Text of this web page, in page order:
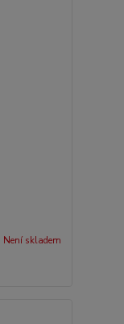
Není skladem